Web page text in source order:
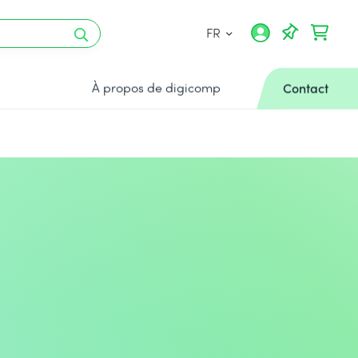
FR
À propos de digicomp Contact